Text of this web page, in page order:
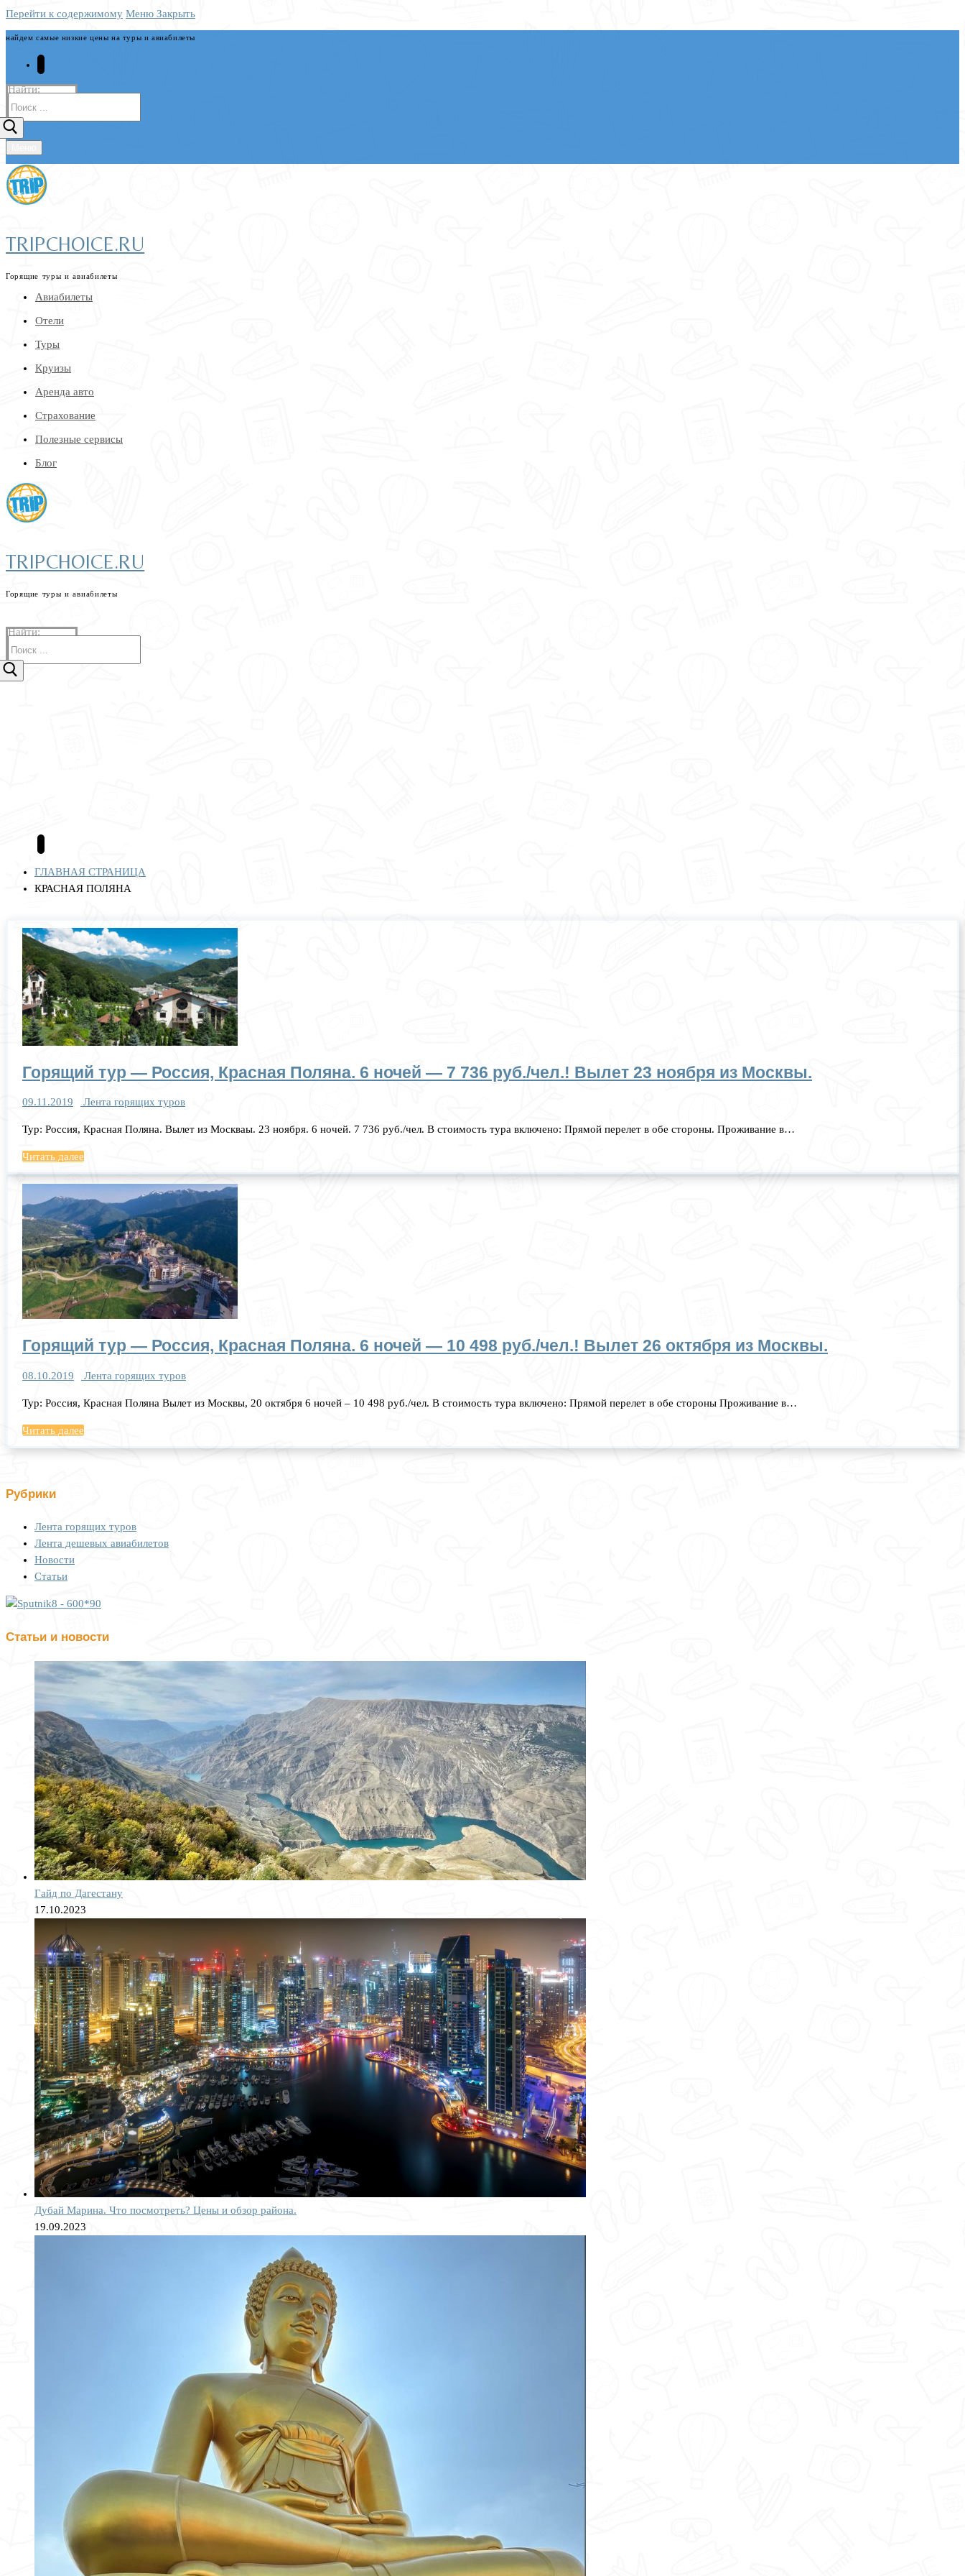
Перейти к содержимому Меню Закрыть
найдем самые низкие цены на туры и авиабилеты
Найти:
TRIPCHOICE.RU
Горящие туры и авиабилеты
Авиабилеты
Отели
Туры
Круизы
Аренда авто
Страхование
Полезные сервисы
Блог
TRIPCHOICE.RU
Горящие туры и авиабилеты
Найти:
ГЛАВНАЯ СТРАНИЦА
КРАСНАЯ ПОЛЯНА
Горящий тур — Россия, Красная Поляна. 6 ночей — 7 736 руб./чел.! Вылет 23 ноября из Москвы.
09.11.2019 Лента горящих туров
Тур: Россия, Красная Поляна. Вылет из Москваы. 23 ноября. 6 ночей. 7 736 руб./чел. В стоимость тура включено: Прямой перелет в обе стороны. Проживание в…
Читать далее
Горящий тур — Россия, Красная Поляна. 6 ночей — 10 498 руб./чел.! Вылет 26 октября из Москвы.
08.10.2019 Лента горящих туров
Тур: Россия, Красная Поляна Вылет из Москвы, 20 октября 6 ночей – 10 498 руб./чел. В стоимость тура включено: Прямой перелет в обе стороны Проживание в…
Читать далее
Рубрики
Лента горящих туров
Лента дешевых авиабилетов
Новости
Статьи
Статьи и новости
Гайд по Дагестану
17.10.2023
Дубай Марина. Что посмотреть? Цены и обзор района.
19.09.2023